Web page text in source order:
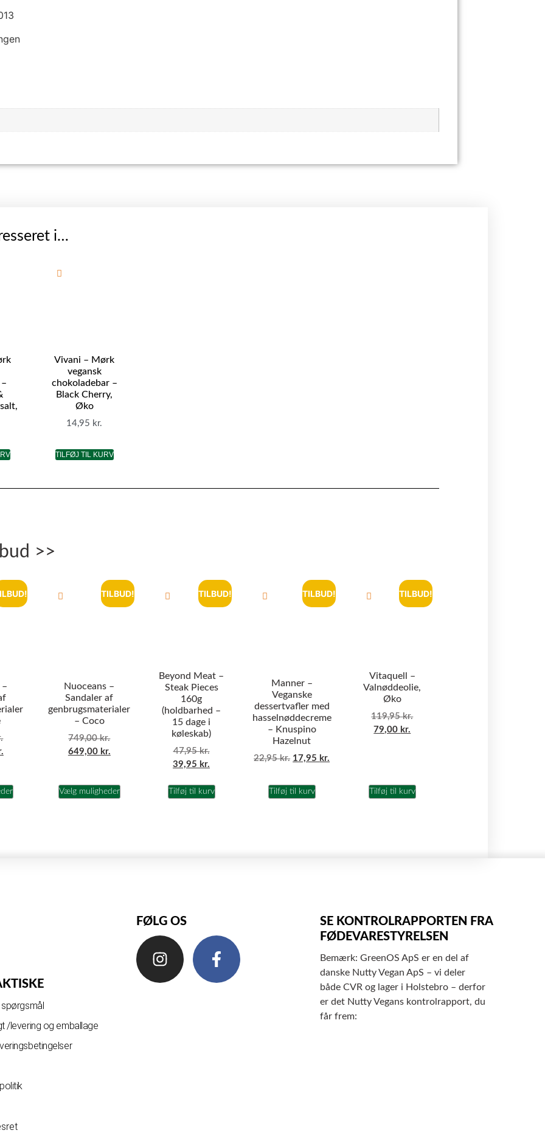
i…
Vivani – Mørk
vegansk
chokoladebar –
Black Cherry,
Øko
14,95 kr.
TILFØJ TIL KURV
>>
–
TILBUD!
Nuoceans –
Sandaler af
genbrugsmaterialer
– Coco
749,00kr.
649,00 kr.
Vælg muligheder
TILBUD!
Beyond Meat –
Steak Pieces
160g
(holdbarhed –
15 dage i
køleskab)
47,95kr.
39,95 kr.
Tilføj til kurv
TILBUD!
Manner –
Veganske
dessertvafler med
hasselnøddecreme
– Knuspino
Hazelnut
22,95kr. 17,95 kr.
Tilføj til kurv
TILBUD!
Vitaquell –
Valnøddeolie,
Øko
119,95kr.
79,00 kr.
Tilføj til kurv
/levering og emballage
FØLG OS
SE KONTROLRAPPORTEN FRA
FØDEVARESTYRELSEN
Bemærk: GreenOS ApS er en del af
danske Nutty Vegan ApS – vi deler
både CVR og lager i Holstebro – derfor
er det Nutty Vegans kontrolrapport, du
får frem: